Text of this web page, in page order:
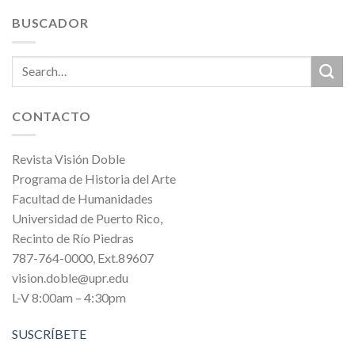
BUSCADOR
CONTACTO
Revista Visión Doble
Programa de Historia del Arte
Facultad de Humanidades
Universidad de Puerto Rico,
Recinto de Río Piedras
787-764-0000, Ext.89607
vision.doble@upr.edu
L-V 8:00am – 4:30pm
SUSCRÍBETE